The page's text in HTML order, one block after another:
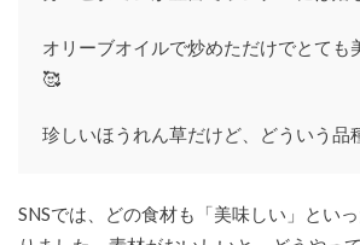
ンペ
ーン
ポケ
シェ
オリーブオイルで炒めただけでとても
🥰
珍しいほうれん草だけど、どういう品
SNSでは、どの食材も「美味しい」とい